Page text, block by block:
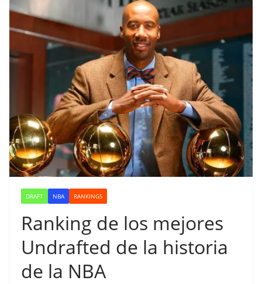
DRAFT NBA RANKINGS
Ranking de los mejores
Undrafted de la historia
de la NBA